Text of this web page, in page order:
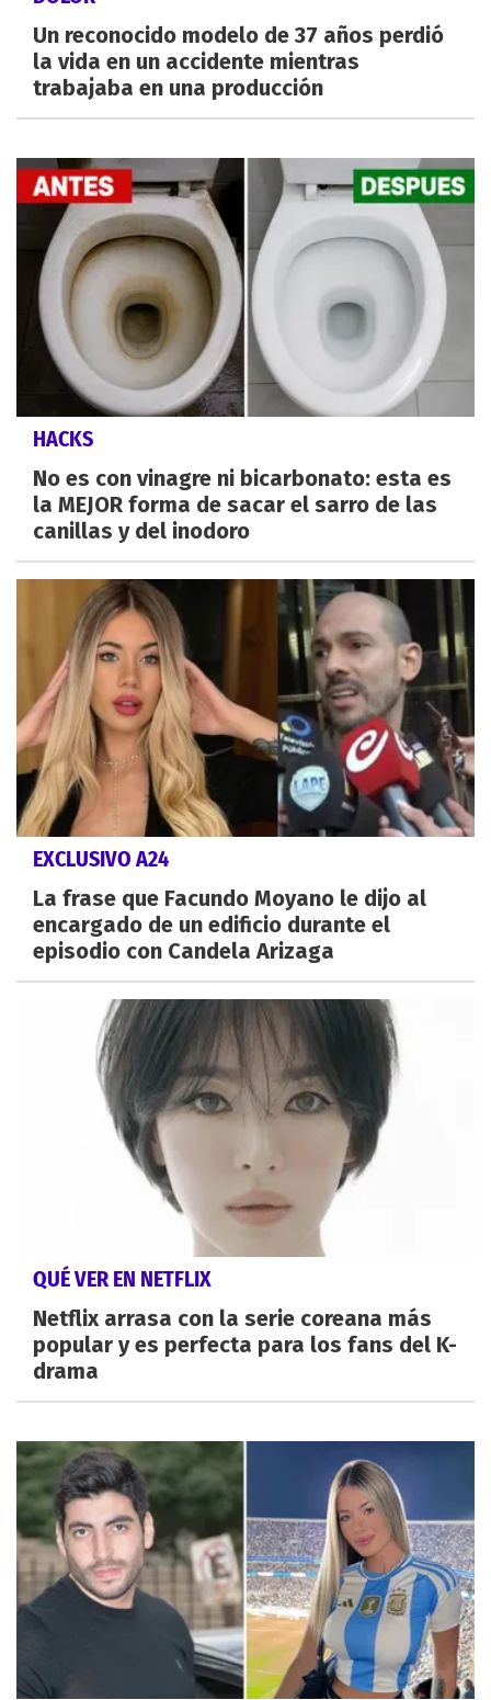
Un reconocido modelo de 37 años perdió
la vida en un accidente mientras
trabajaba en una producción
HACKS
No es con vinagre ni bicarbonato: esta es
la MEJOR forma de sacar el sarro de las
canillas y del inodoro
EXCLUSIVO A24
La frase que Facundo Moyano le dijo al
encargado de un edificio durante el
episodio con Candela Arizaga
QUÉ VER EN NETFLIX
Netflix arrasa con la serie coreana más
popular y es perfecta para los fans del K-
drama